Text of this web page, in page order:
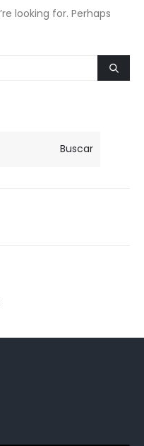
looking for. Perhaps
Buscar